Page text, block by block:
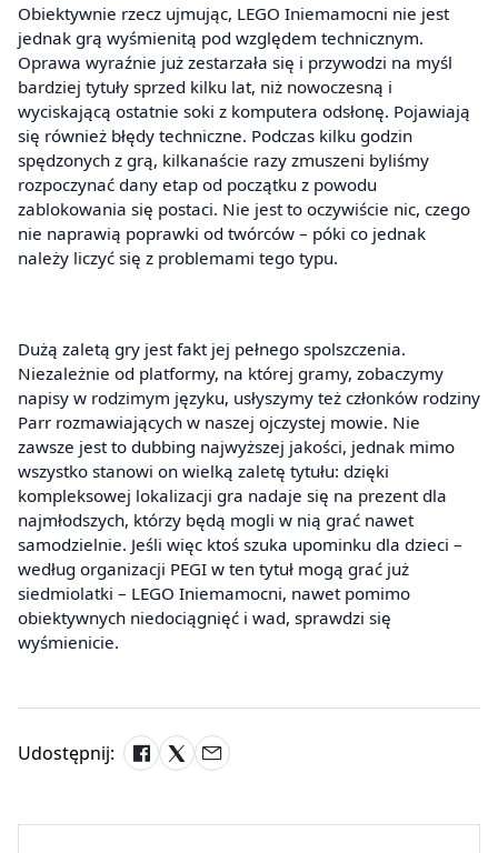
Obiektywnie rzecz ujmując, LEGO Iniemamocni nie jest
jednak grą wyśmienitą pod względem technicznym.
Oprawa wyraźnie już zestarzała się i przywodzi na myśl
bardziej tytuły sprzed kilku lat, niż nowoczesną i
wyciskającą ostatnie soki z komputera odsłonę. Pojawiają
się również błędy techniczne. Podczas kilku godzin
spędzonych z grą, kilkanaście razy zmuszeni byliśmy
rozpoczynać dany etap od początku z powodu
zablokowania się postaci. Nie jest to oczywiście nic, czego
nie naprawią poprawki od twórców – póki co jednak
należy liczyć się z problemami tego typu.
Dużą zaletą gry jest fakt jej pełnego spolszczenia.
Niezależnie od platformy, na której gramy, zobaczymy
napisy w rodzimym języku, usłyszymy też członków rodziny
Parr rozmawiających w naszej ojczystej mowie. Nie
zawsze jest to dubbing najwyższej jakości, jednak mimo
wszystko stanowi on wielką zaletę tytułu: dzięki
kompleksowej lokalizacji gra nadaje się na prezent dla
najmłodszych, którzy będą mogli w nią grać nawet
samodzielnie. Jeśli więc ktoś szuka upominku dla dzieci –
według organizacji PEGI w ten tytuł mogą grać już
siedmiolatki – LEGO Iniemamocni, nawet pomimo
obiektywnych niedociągnięć i wad, sprawdzi się
wyśmienicie.
Udostępnij: